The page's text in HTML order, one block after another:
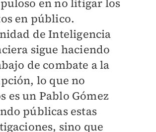
en no litigar los
en público.
de Inteligencia
sigue haciendo
de combate a la
lo que no
es un Pablo Gómez
públicas estas
sino que